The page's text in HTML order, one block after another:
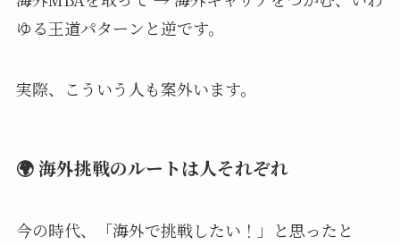
ゆる王道パターンと逆です。
実際、こういう人も案外います。
🌍 海外挑戦のルートは人それぞれ
今の時代、「海外で挑戦したい！」と思ったと